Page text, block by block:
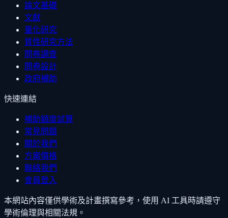
論文基礎
文獻
量化研究
質性研究方法
問卷調查
問卷設計
政府補助
快速連結
補助額度試算
常見問題
關於我們
方案價格
聯絡我們
會員登入
本網站內容僅供學術及計畫撰寫參考，使用 AI 工具時請遵守
學術倫理與相關法規。